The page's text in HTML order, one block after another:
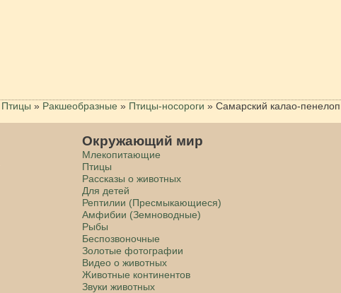
Птицы » Ракшеобразные » Птицы-носороги » Самарский калао-
Окружающий мир
Млекопитающие
Птицы
Рассказы о животных
Для детей
Рептилии (Пресмыкающиеся)
Амфибии (Земноводные)
Рыбы
Беспозвоночные
Золотые фотографии
Видео о животных
Животные континентов
Звуки животных